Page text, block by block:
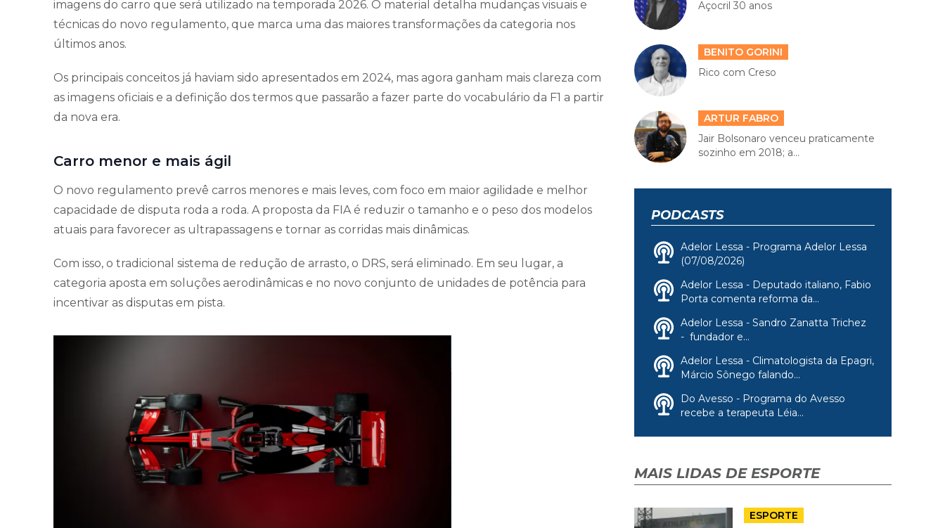
imagens do carro que será utilizado na temporada 2026. O material detalha mudanças visuais e
técnicas do novo regulamento, que marca uma das maiores transformações da categoria nos
últimos anos.
Os principais conceitos já haviam sido apresentados em 2024, mas agora ganham mais clareza com
as imagens oficiais e a definição dos termos que passarão a fazer parte do vocabulário da F1 a partir
da nova era.
Carro menor e mais ágil
O novo regulamento prevê carros menores e mais leves, com foco em maior agilidade e melhor
capacidade de disputa roda a roda. A proposta da FIA é reduzir o tamanho e o peso dos modelos
atuais para favorecer as ultrapassagens e tornar as corridas mais dinâmicas.
Com isso, o tradicional sistema de redução de arrasto, o DRS, será eliminado. Em seu lugar, a
categoria aposta em soluções aerodinâmicas e no novo conjunto de unidades de potência para
incentivar as disputas em pista.
Açocril 30 anos
BENITO GORINI
Rico com Creso
ARTUR FABRO
Jair Bolsonaro venceu praticamente
sozinho em 2018; a...
PODCASTS
Adelor Lessa - Programa Adelor Lessa
(07/08/2026)
Adelor Lessa - Deputado italiano, Fabio
Porta comenta reforma da...
Adelor Lessa - Sandro Zanatta Trichez
- fundador e...
Adelor Lessa - Climatologista da Epagri,
Márcio Sônego falando...
Do Avesso - Programa do Avesso
recebe a terapeuta Léia...
MAIS LIDAS DE ESPORTE
ESPORTE